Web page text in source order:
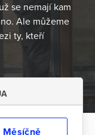
se nemají kam
Ale můžeme
ty, kteří
Měsíčně